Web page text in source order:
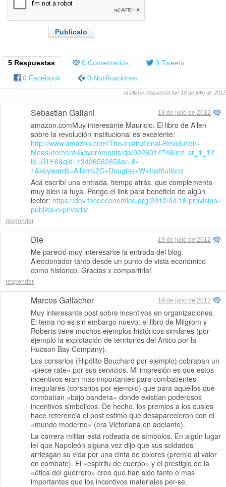
5 Respuestas 0 Comentarios
0 Tweets
0 Facebook
0 Notificaciones
la ultima respuesta fue 19 de julio de 2012
Sebastian Galiani 18 de julio de 2012
amazon.comMuy interesante Mauricio. El libro de Allen
sobre la revolución institucional es excelente:
http://www.amazon.com/The-Institutional-Revolution-
Measurement-Governments/dp/0226014746/ref=sr_1_1?
ie=UTF8&qid=1342658265&sr=8-
1&keywords=Allen%2C+Douglas+W+Institutions
Acá escribí una entrada, tiempo atrás, que complementa
muy bien la tuya. Pongo el link para beneficio de algún
lector: https://dev.focoeconomico.org/2012/04/18/provision-
publica-o-privada/
responder
Die 19 de julio de 2012
Me pareció muy interesante la entrada del blog.
Aleccionador tanto desde un punto de vista económico
como histórico. Gracias x compartirla!
responder
Marcos Gallacher 19 de julio de 2012
Muy interesante post sobre incentivos en organizaciones.
El tema no es sin embargo nuevo: el libro de Milgrom y
Roberts tiene muchos ejemplos históricos similares (por
ejemplo la explotación de territorios del Artico por la
Hudson Bay Company).
Los corsarios (Hipólito Bouchard por ejemplo) cobraban un
«piece rate» por sus servicios. Mi impresión es que estos
incentivos eran mas importantes para combatientes
irregulares (corsarios por ejemplo) que para aquellos que
combatían «bajo bandera» donde existían poderosos
incentivos simbólicos. De hecho, los premios a los cuales
hace referencia el post estimo que desaparecieron con el
«mundo moderno» (era Victoriana en adelante).
La carrera militar está rodeada de símbolos. En algún lugar
leí que Napoleón alguna vez dijo que sus soldados
arriesgan su vida por una cinta de colores (premio al valor
en combate). El «espíritu de cuerpo» y el prestigio de la
«ética del guerrero» creo que han sido tanto o mas
importantes que los incentivos materiales per-se.